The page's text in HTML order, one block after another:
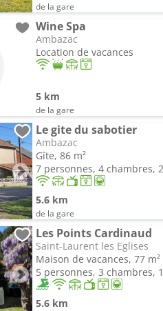
de la gare
Wine Spa
Ambazac
Location de vacances
5 km
de la gare
Le gite du sabotier
Ambazac
Gîte, 86 m²
7 personnes, 4 chambres,
5.6 km
de la gare
Les Points Cardinaud
Saint-Laurent les Eglises
Maison de vacances, 77 m²
5 personnes, 3 chambres,
5.6 km